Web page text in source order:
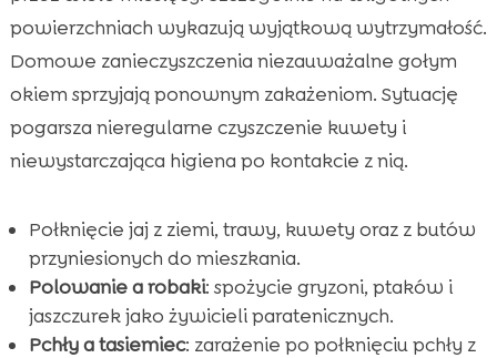
powierzchniach wykazują wyjątkową wytrzymałość.
Domowe zanieczyszczenia niezauważalne gołym
okiem sprzyjają ponownym zakażeniom. Sytuację
pogarsza nieregularne czyszczenie kuwety i
niewystarczająca higiena po kontakcie z nią.
Połknięcie jaj z ziemi, trawy, kuwety oraz z butów
przyniesionych do mieszkania.
Polowanie a robaki: spożycie gryzoni, ptaków i
jaszczurek jako żywicieli paratenicznych.
Pchły a tasiemiec: zarażenie po połknięciu pchły z